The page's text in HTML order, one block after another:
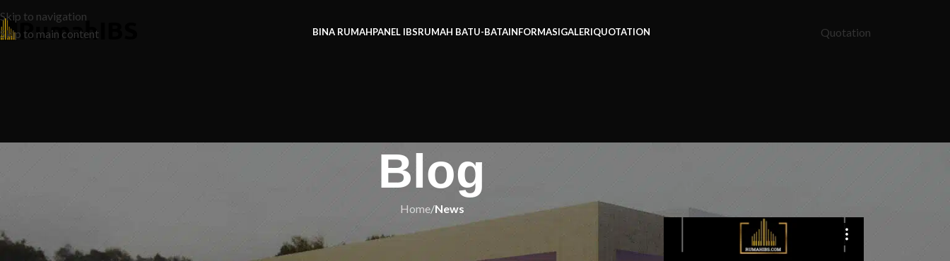
Skip to navigation
Skip to main content
BINA RUMAHPANEL IBSRUMAH BATU-BATAINFORMASIGALERIQUOTATION Quotation
Blog
Home/News
Rumah Bajet: Impian Mampu Milik untuk Keluarga Anda!